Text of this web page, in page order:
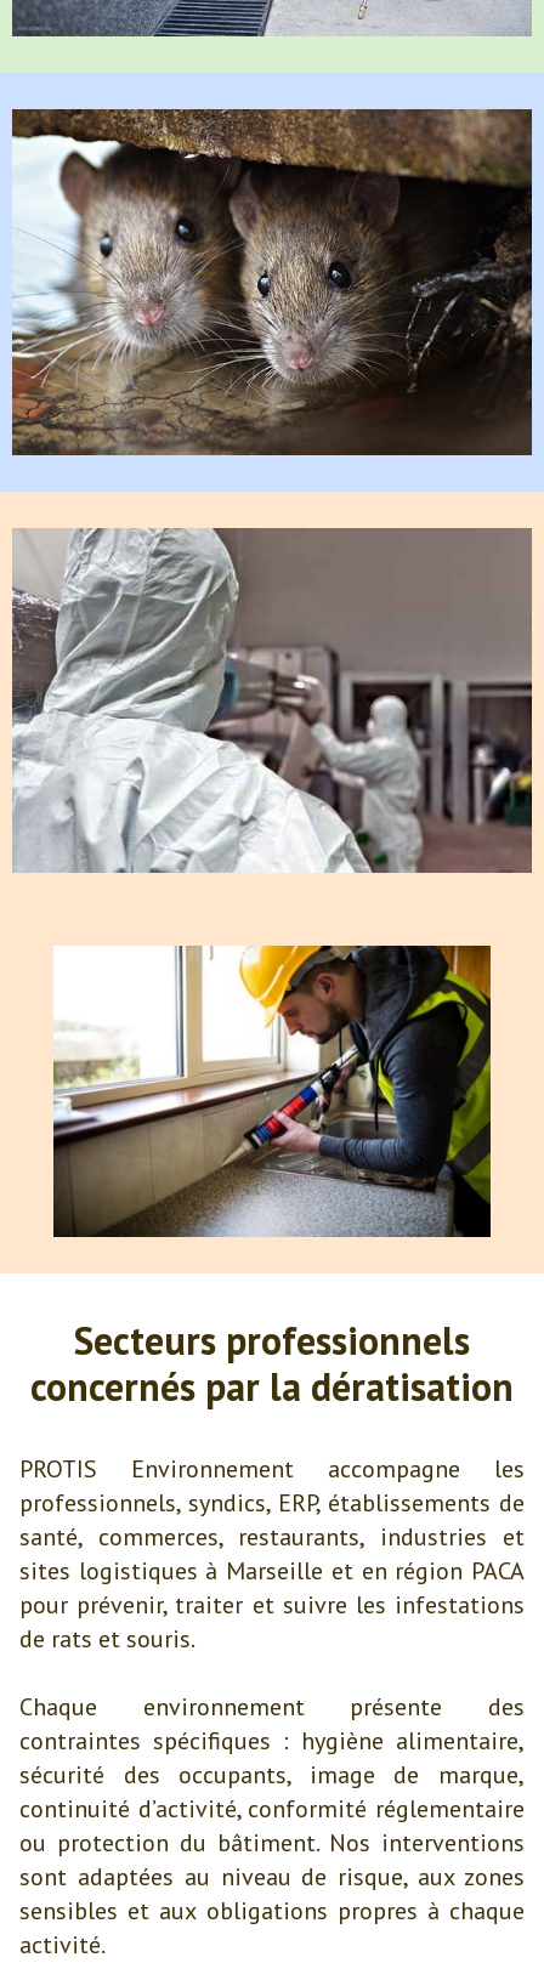
Secteurs professionnels
concernés par la dératisation
PROTIS Environnement accompagne les
professionnels, syndics, ERP, établissements de
santé, commerces, restaurants, industries et
sites logistiques à Marseille et en région PACA
pour prévenir, traiter et suivre les infestations
de rats et souris.
Chaque environnement présente des
contraintes spécifiques : hygiène alimentaire,
sécurité des occupants, image de marque,
continuité d’activité, conformité réglementaire
ou protection du bâtiment. Nos interventions
sont adaptées au niveau de risque, aux zones
sensibles et aux obligations propres à chaque
activité.